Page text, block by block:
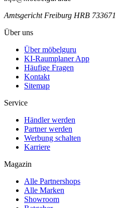
Amtsgericht Freiburg HRB 733671
Über uns
Über möbelguru
KI-Raumplaner App
Häufige Fragen
Kontakt
Sitemap
Service
Händler werden
Partner werden
Werbung schalten
Karriere
Magazin
Alle Partnershops
Alle Marken
Showroom